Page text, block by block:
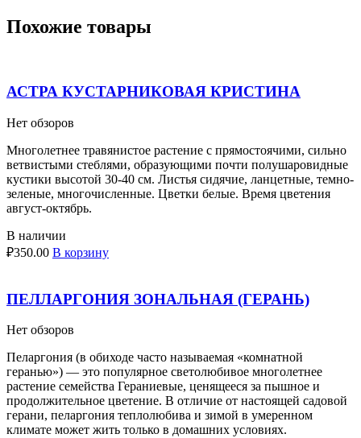
Похожие товары
АСТРА КУСТАРНИКОВАЯ КРИСТИНА
Нет обзоров
Многолетнее травянистое растение с прямостоячими, сильно
ветвистыми стеблями, образующими почти полушаровидные
кустики высотой 30-40 см. Листья сидячие, ланцетные, темно-
зеленые, многочисленные. Цветки белые. Время цветения
август-октябрь.
В наличии
₽350.00 В корзину
ПЕЛЛАРГОНИЯ ЗОНАЛЬНАЯ (ГЕРАНЬ)
Нет обзоров
Пеларгония (в обиходе часто называемая «комнатной
геранью») — это популярное светолюбивое многолетнее
растение семейства Гераниевые, ценящееся за пышное и
продолжительное цветение. В отличие от настоящей садовой
герани, пеларгония теплолюбива и зимой в умеренном
климате может жить только в домашних условиях.